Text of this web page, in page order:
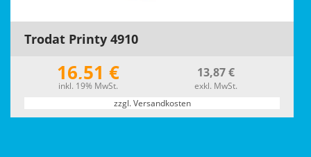
Trodat Printy 4910
16,51 €
inkl. 19% MwSt.
13,87 €
exkl. MwSt.
zzgl. Versandkosten